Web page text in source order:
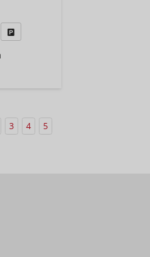
an (PDF)
3 4 5